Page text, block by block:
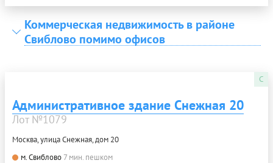
Коммерческая недвижимость в районе
Свиблово помимо офисов
C
Административное здание Снежная 20
Лот №1079
Москва, улица Снежная, дом 20
м. Свиблово 7 мин. пешком